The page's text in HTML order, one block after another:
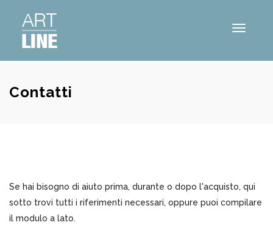
Menu
Contatti
Se hai bisogno di aiuto prima, durante o dopo l'acquisto, qui
sotto trovi tutti i riferimenti necessari, oppure puoi compilare
il modulo a lato.